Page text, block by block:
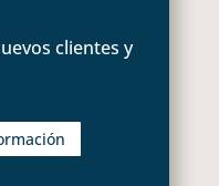
clientes y